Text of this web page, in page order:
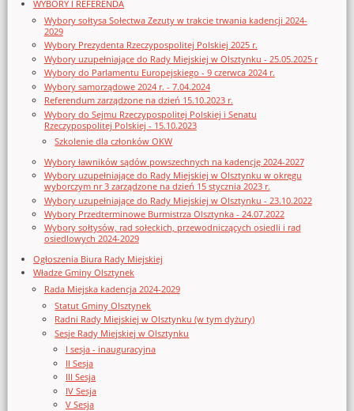
WYBORY I REFERENDA
Wybory sołtysa Sołectwa Zezuty w trakcie trwania kadencji 2024-
2029
Wybory Prezydenta Rzeczypospolitej Polskiej 2025 r.
Wybory uzupełniające do Rady Miejskiej w Olsztynku - 25.05.2025 r
Wybory do Parlamentu Europejskiego - 9 czerwca 2024 r.
Wybory samorządowe 2024 r. - 7.04.2024
Referendum zarządzone na dzień 15.10.2023 r.
Wybory do Sejmu Rzeczypospolitej Polskiej i Senatu
Rzeczypospolitej Polskiej - 15.10.2023
Szkolenie dla członków OKW
Wybory ławników sądów powszechnych na kadencję 2024-2027
Wybory uzupełniające do Rady Miejskiej w Olsztynku w okręgu
wyborczym nr 3 zarządzone na dzień 15 stycznia 2023 r.
Wybory uzupełniające do Rady Miejskiej w Olsztynku - 23.10.2022
Wybory Przedterminowe Burmistrza Olsztynka - 24.07.2022
Wybory sołtysów, rad sołeckich, przewodniczących osiedli i rad
osiedlowych 2024-2029
Ogłoszenia Biura Rady Miejskiej
Władze Gminy Olsztynek
Rada Miejska kadencja 2024-2029
Statut Gminy Olsztynek
Radni Rady Miejskiej w Olsztynku (w tym dyżury)
Sesje Rady Miejskiej w Olsztynku
I sesja - inauguracyjna
II Sesja
III Sesja
IV Sesja
V Sesja